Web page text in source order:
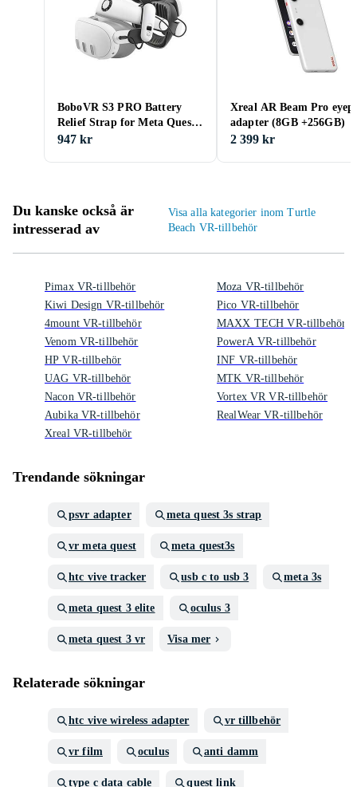
BoboVR S3 PRO Battery
Relief Strap for Meta Quest
3
947 kr
Xreal AR Beam Pro
adapter (8GB +256GB)
2 399 kr
Du kanske också är
intresserad av
Visa alla kategorier inom Turtle
Beach VR-tillbehör
Pimax VR-tillbehör
Kiwi Design VR-tillbehör
4mount VR-tillbehör
Venom VR-tillbehör
HP VR-tillbehör
UAG VR-tillbehör
Nacon VR-tillbehör
Aubika VR-tillbehör
Xreal VR-tillbehör
Moza VR-tillbehör
Pico VR-tillbehör
MAXX TECH VR-tillbehör
PowerA VR-tillbehör
INF VR-tillbehör
MTK VR-tillbehör
Vortex VR VR-tillbehör
RealWear VR-tillbehör
Trendande sökningar
psvr adapter meta quest 3s strap
vr meta quest meta quest3s
htc vive tracker usb c to usb 3 meta 3s
meta quest 3 elite oculus 3
meta quest 3 vr Visa mer
Relaterade sökningar
htc vive wireless adapter vr tillbehör
vr film oculus anti damm
type c data cable quest link